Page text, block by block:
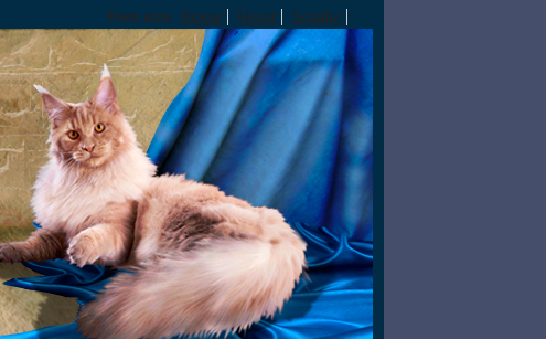
Font size Bigger Reset Smaller